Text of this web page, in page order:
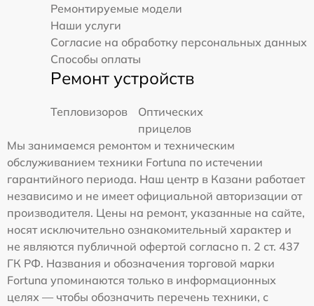
Ремонтируемые модели
Наши услуги
Согласие на обработку персональных данных
Способы оплаты
Ремонт устройств
Тепловизоров
Оптических
прицелов
Мы занимаемся ремонтом и техническим
обслуживанием техники Fortuna по истечении
гарантийного периода. Наш центр в Казани работает
независимо и не имеет официальной авторизации от
производителя. Цены на ремонт, указанные на сайте,
носят исключительно ознакомительный характер и
не являются публичной офертой согласно п. 2 ст. 437
ГК РФ. Названия и обозначения торговой марки
Fortuna упоминаются только в информационных
целях — чтобы обозначить перечень техники, с